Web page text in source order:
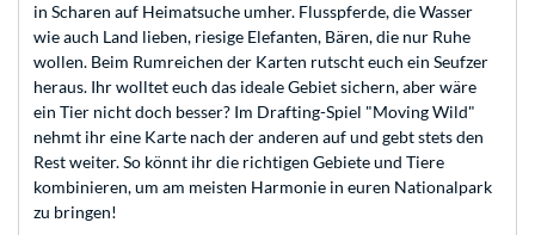
in Scharen auf Heimatsuche umher. Flusspferde, die Wasser
wie auch Land lieben, riesige Elefanten, Bären, die nur Ruhe
wollen. Beim Rumreichen der Karten rutscht euch ein Seufzer
heraus. Ihr wolltet euch das ideale Gebiet sichern, aber wäre
ein Tier nicht doch besser? Im Drafting-Spiel "Moving Wild"
nehmt ihr eine Karte nach der anderen auf und gebt stets den
Rest weiter. So könnt ihr die richtigen Gebiete und Tiere
kombinieren, um am meisten Harmonie in euren Nationalpark
zu bringen!